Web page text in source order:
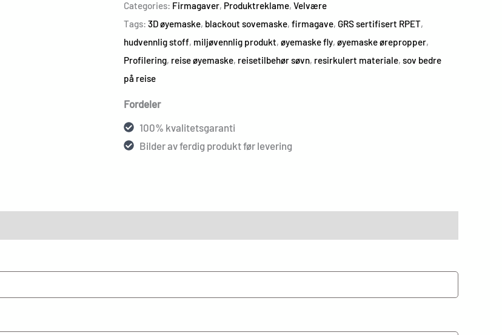
Categories: Firmagaver, Produktreklame, Velvære
Tags: 3D øyemaske, blackout sovemaske, firmagave, GRS sertifisert RPET,
hudvennlig stoff, miljøvennlig produkt, øyemaske fly, øyemaske ørepropper,
Profilering, reise øyemaske, reisetilbehør søvn, resirkulert materiale, sov bedre
på reise
Fordeler
100% kvalitetsgaranti
Bilder av ferdig produkt før levering